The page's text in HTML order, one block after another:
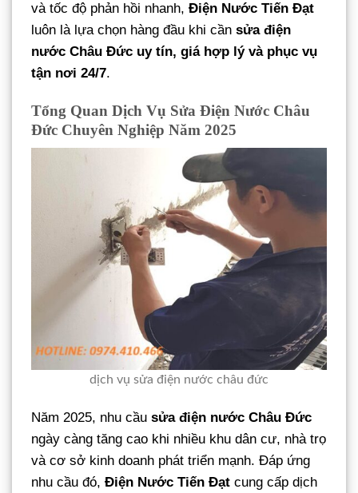
và tốc độ phản hồi nhanh, Điện Nước Tiến Đạt
luôn là lựa chọn hàng đầu khi cần sửa điện
nước Châu Đức uy tín, giá hợp lý và phục vụ
tận nơi 24/7.
Tổng Quan Dịch Vụ Sửa Điện Nước Châu
Đức Chuyên Nghiệp Năm 2025
dịch vụ sửa điện nước châu đức
Năm 2025, nhu cầu sửa điện nước Châu Đức
ngày càng tăng cao khi nhiều khu dân cư, nhà trọ
và cơ sở kinh doanh phát triển mạnh. Đáp ứng
nhu cầu đó, Điện Nước Tiến Đạt cung cấp dịch